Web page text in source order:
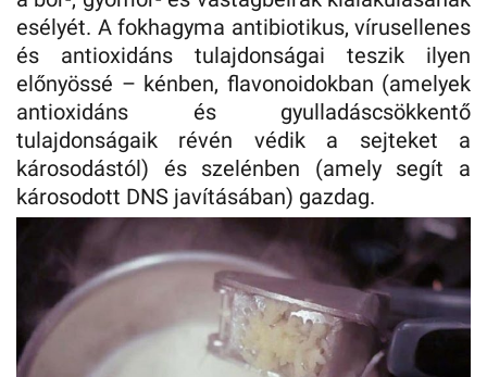
esélyét. A fokhagyma antibiotikus, vírusellenes
és antioxidáns tulajdonságai teszik ilyen
előnyössé – kénben, flavonoidokban (amelyek
antioxidáns és gyulladáscsökkentő
tulajdonságaik révén védik a sejteket a
károsodástól) és szelénben (amely segít a
károsodott DNS javításában) gazdag.